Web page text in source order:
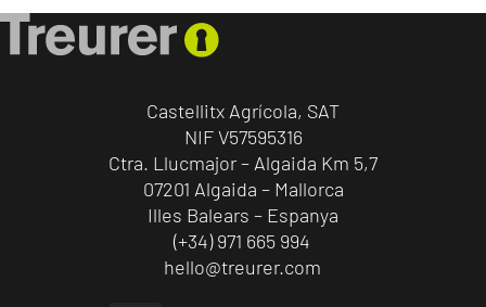
Castellitx Agrícola, SAT
NIF V57595316
Ctra. Llucmajor – Algaida Km 5,7
07201 Algaida – Mallorca
Illes Balears – Espanya
(+34) 971 665 994
hello@treurer.com